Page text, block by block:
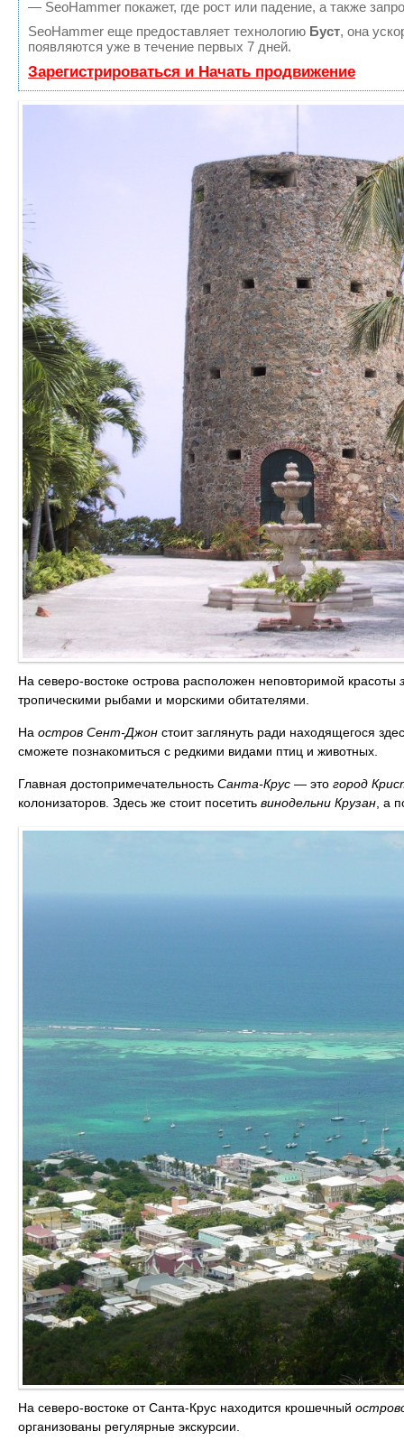
— SeoHammer покажет, где рост или падение, а также
SeoHammer еще предоставляет технологию Буст, она
появляются уже в течение первых 7 дней.
Зарегистрироваться и Начать продвижение
На северо-востоке острова расположен неповторимой красоты
тропическими рыбами и морскими обитателями.
На остров Сент-Джон стоит заглянуть ради находящегося
сможете познакомиться с редкими видами птиц и животных.
Главная достопримечательность Санта-Крус — это город
колонизаторов. Здесь же стоит посетить винодельни Крузан , а
На северо-востоке от Санта-Крус находится крошечный
организованы регулярные экскурсии.